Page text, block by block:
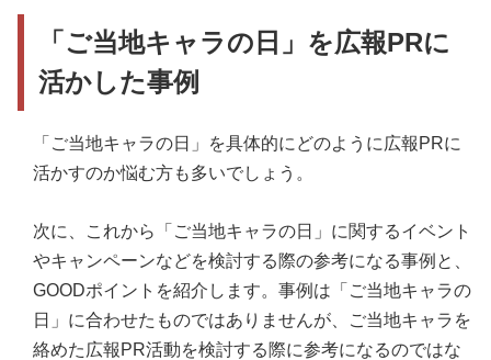
「ご当地キャラの日」を広報PRに
活かした事例
「ご当地キャラの日」を具体的にどのように広報PRに
活かすのか悩む方も多いでしょう。
次に、これから「ご当地キャラの日」に関するイベント
やキャンペーンなどを検討する際の参考になる事例と、
GOODポイントを紹介します。事例は「ご当地キャラの
日」に合わせたものではありませんが、ご当地キャラを
絡めた広報PR活動を検討する際に参考になるのではな